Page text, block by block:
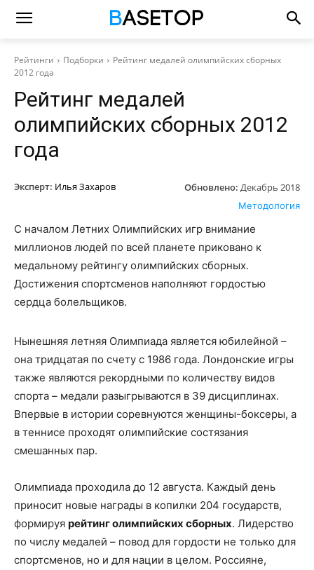
Рейтинги Подборки
Рейтинг медалей олимпийских сборных
2012 года
Рейтинг медалей
олимпийских сборных 2012
года
Эксперт: Илья Захаров Обновлено: Декабрь 2018
Методология
С началом Летних Олимпийских игр внимание
миллионов людей по всей планете приковано к
медальному рейтингу олимпийских сборных.
Достижения спортсменов наполняют гордостью
сердца болельщиков.
Нынешняя летняя Олимпиада является юбилейной –
она тридцатая по счету с 1986 года. Лондонские игры
также являются рекордными по количеству видов
спорта – медали разыгрываются в 39 дисциплинах.
Впервые в истории соревнуются женщины-боксеры, а
в теннисе проходят олимпийские состязания
смешанных пар.
Олимпиада проходила до 12 августа. Каждый день
приносит новые награды в копилки 204 государств,
формируя рейтинг олимпийских сборных. Лидерство
по числу медалей – повод для гордости не только для
спортсменов, но и для нации в целом. Россияне,